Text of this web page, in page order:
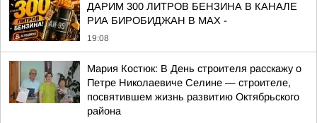
ДАРИМ 300 ЛИТРОВ БЕНЗИНА В КАНАЛЕ
РИА БИРОБИДЖАН В МАХ -
19:08
Мария Костюк: В День строителя расскажу о
Петре Николаевиче Селине — строителе,
посвятившем жизнь развитию Октябрьского
района